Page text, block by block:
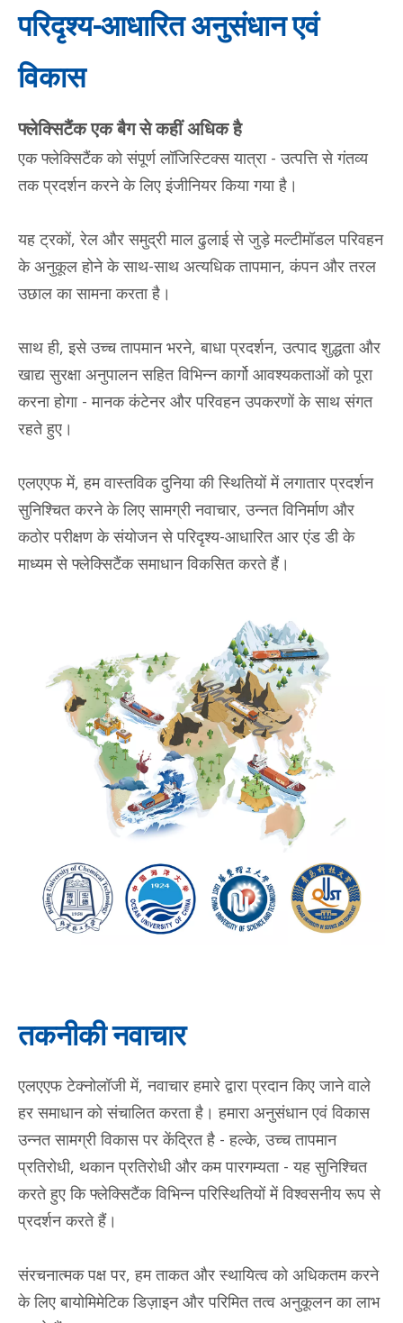
परिदृश्य-आधारित अनुसंधान एवं
विकास
फ्लेक्सिटैंक एक बैग से कहीं अधिक है
एक फ्लेक्सिटैंक को संपूर्ण लॉजिस्टिक्स यात्रा - उत्पत्ति से गंतव्य
तक प्रदर्शन करने के लिए इंजीनियर किया गया है।
यह ट्रकों, रेल और समुद्री माल ढुलाई से जुड़े मल्टीमॉडल परिवहन
के अनुकूल होने के साथ-साथ अत्यधिक तापमान, कंपन और तरल
उछाल का सामना करता है।
साथ ही, इसे उच्च तापमान भरने, बाधा प्रदर्शन, उत्पाद शुद्धता और
खाद्य सुरक्षा अनुपालन सहित विभिन्न कार्गो आवश्यकताओं को पूरा
करना होगा - मानक कंटेनर और परिवहन उपकरणों के साथ संगत
रहते हुए।
एलएएफ में, हम वास्तविक दुनिया की स्थितियों में लगातार प्रदर्शन
सुनिश्चित करने के लिए सामग्री नवाचार, उन्नत विनिर्माण और
कठोर परीक्षण के संयोजन से परिदृश्य-आधारित आर एंड डी के
माध्यम से फ्लेक्सिटैंक समाधान विकसित करते हैं।
तकनीकी नवाचार
एलएएफ टेक्नोलॉजी में, नवाचार हमारे द्वारा प्रदान किए जाने वाले
हर समाधान को संचालित करता है। हमारा अनुसंधान एवं विकास
उन्नत सामग्री विकास पर केंद्रित है - हल्के, उच्च तापमान
प्रतिरोधी, थकान प्रतिरोधी और कम पारगम्यता - यह सुनिश्चित
करते हुए कि फ्लेक्सिटैंक विभिन्न परिस्थितियों में विश्वसनीय रूप से
प्रदर्शन करते हैं।
संरचनात्मक पक्ष पर, हम ताकत और स्थायित्व को अधिकतम करने
के लिए बायोमिमेटिक डिज़ाइन और परिमित तत्व अनुकूलन का लाभ